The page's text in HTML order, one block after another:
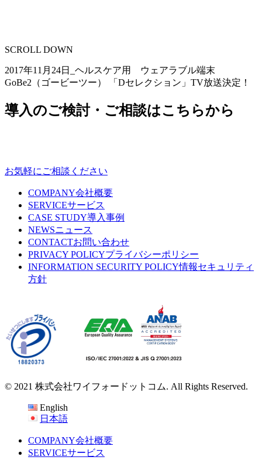
SCROLL DOWN
2017年11月24日_ヘルスケア用 ウェアラブル端末
GoBe2（ゴービーツー） 「Dセレクション」TV放送決定！
導入のご検討・ご相談はこちらから
お気軽にご相談ください
COMPANY会社概要
SERVICEサービス
CASE STUDY導入事例
NEWSニュース
CONTACTお問い合わせ
PRIVACY POLICYプライバシーポリシー
INFORMATION SECURITY POLICY情報セキュリティ
方針
© 2021 株式会社ワイフォードットコム. All Rights Reserved.
English
日本語
COMPANY会社概要
SERVICEサービス